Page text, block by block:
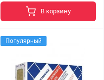
В корзину
Популярный